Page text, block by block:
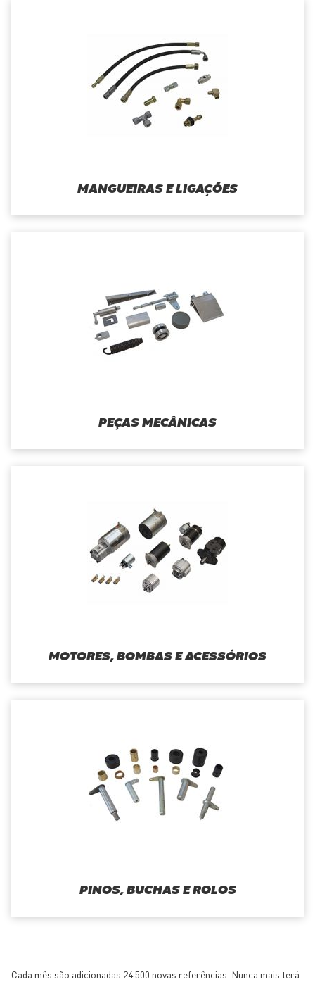
MANGUEIRAS E LIGAÇÕES
PEÇAS MECÂNICAS
MOTORES, BOMBAS E ACESSÓRIOS
PINOS, BUCHAS E ROLOS
Cada mês são adicionadas 24 500 novas referências. Nunca mais terá